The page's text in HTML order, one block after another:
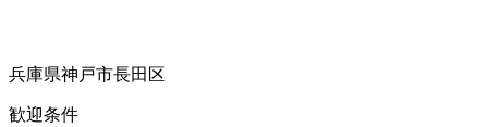
兵庫県神戸市長田区
歓迎条件